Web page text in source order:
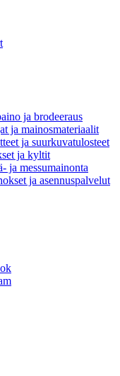
ja brodeeraus
ja mainosmateriaalit
ja suurkuvatulosteet
ja kyltit
ja messumainonta
ja asennuspalvelut